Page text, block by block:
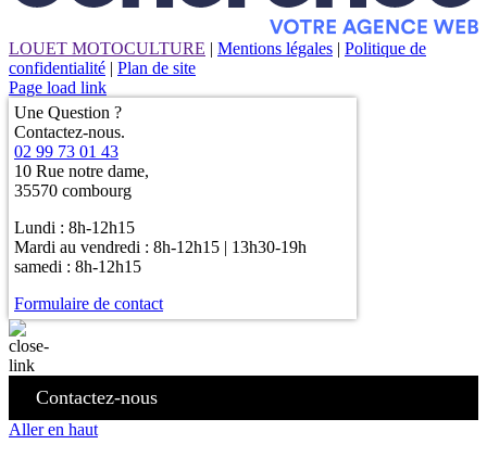
LOUET MOTOCULTURE | Mentions légales | Politique de
confidentialité | Plan de site
Page load link
Une Question ?
Contactez-nous.
02 99 73 01 43
10 Rue notre dame,
35570 combourg
Lundi : 8h-12h15
Mardi au vendredi : 8h-12h15 | 13h30-19h
samedi : 8h-12h15
Formulaire de contact
Contactez-nous
Aller en haut